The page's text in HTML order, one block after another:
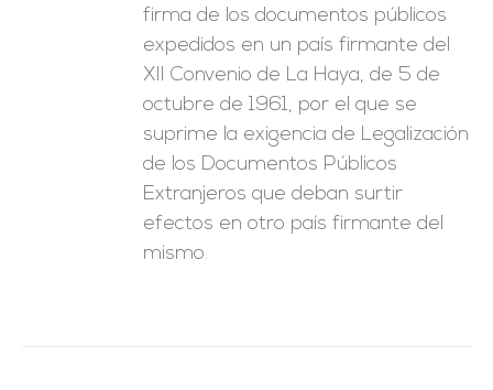
firma de los documentos públicos
expedidos en un país firmante del
XII Convenio de La Haya, de 5 de
octubre de 1961, por el que se
suprime la exigencia de Legalización
de los Documentos Públicos
Extranjeros que deban surtir
efectos en otro país firmante del
mismo.